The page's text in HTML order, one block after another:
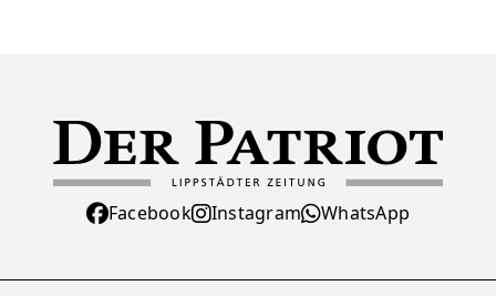
Facebook Instagram WhatsApp